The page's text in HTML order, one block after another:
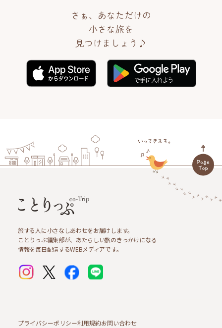
さぁ、あなただけの
小さな旅を
見つけましょう♪
旅する人に小さなしあわせをお届けします。
ことりっぷ編集部が、あたらしい旅のきっかけになる
情報を毎日配信するWEBメディアです。
プライバシーポリシー利用規約お問い合わせ